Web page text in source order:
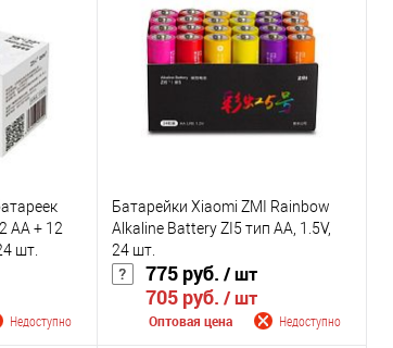
АА + 12
шт.
Недоступно
Батарейки Xiaomi ZMI Rainbow
Alkaline Battery ZI5 тип AA, 1.5V,
24 шт.
775 руб./ шт
705 руб./ шт
Оптовая цена Недоступно